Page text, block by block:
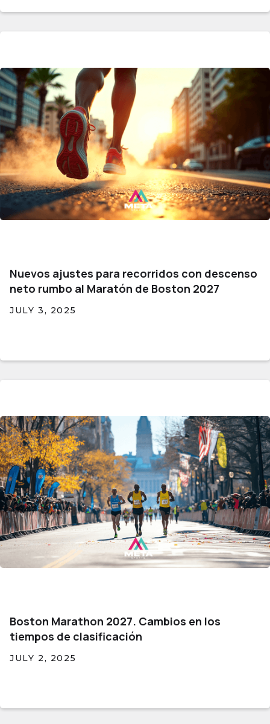
Nuevos ajustes para recorridos con descenso
neto rumbo al Maratón de Boston 2027
JULY 3, 2025
Boston Marathon 2027. Cambios en los
tiempos de clasificación
JULY 2, 2025